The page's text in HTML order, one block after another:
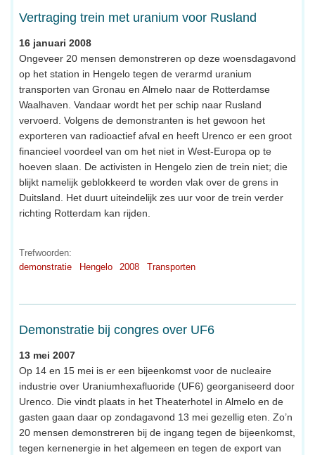
Vertraging trein met uranium voor Rusland
16 januari 2008
Ongeveer 20 mensen demonstreren op deze woensdagavond
op het station in Hengelo tegen de verarmd uranium
transporten van Gronau en Almelo naar de Rotterdamse
Waalhaven. Vandaar wordt het per schip naar Rusland
vervoerd. Volgens de demonstranten is het gewoon het
exporteren van radioactief afval en heeft Urenco er een groot
financieel voordeel van om het niet in West-Europa op te
hoeven slaan. De activisten in Hengelo zien de trein niet; die
blijkt namelijk geblokkeerd te worden vlak over de grens in
Duitsland. Het duurt uiteindelijk zes uur voor de trein verder
richting Rotterdam kan rijden.
Trefwoorden:
demonstratie
Hengelo 2008 Transporten
Demonstratie bij congres over UF6
13 mei 2007
Op 14 en 15 mei is er een bijeenkomst voor de nucleaire
industrie over Uraniumhexafluoride (UF6) georganiseerd door
Urenco. Die vindt plaats in het Theaterhotel in Almelo en de
gasten gaan daar op zondagavond 13 mei gezellig eten. Zo’n
20 mensen demonstreren bij de ingang tegen de bijeenkomst,
tegen kernenergie in het algemeen en tegen de export van